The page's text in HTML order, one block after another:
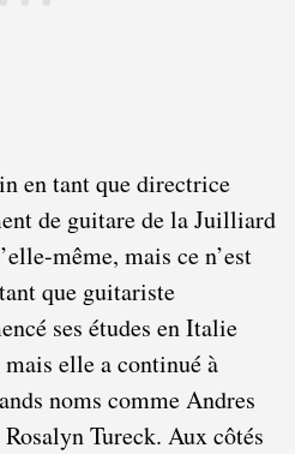
en tant que directrice
de guitare de la Juilliard
même, mais ce n’est
que guitariste
ses études en Italie
elle a continué à
noms comme Andres
Tureck. Aux côtés